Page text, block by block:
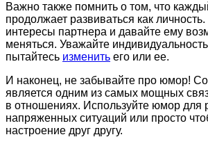
Важно также помнить о том, что
продолжает развиваться как
интересы партнера и давайте ему
меняться. Уважайте
пытайтесь изменить его или ее.
И наконец, не забывайте про юмор!
является одним из самых мощных
в отношениях. Используйте юмор для
напряженных ситуаций или просто
настроение друг другу.